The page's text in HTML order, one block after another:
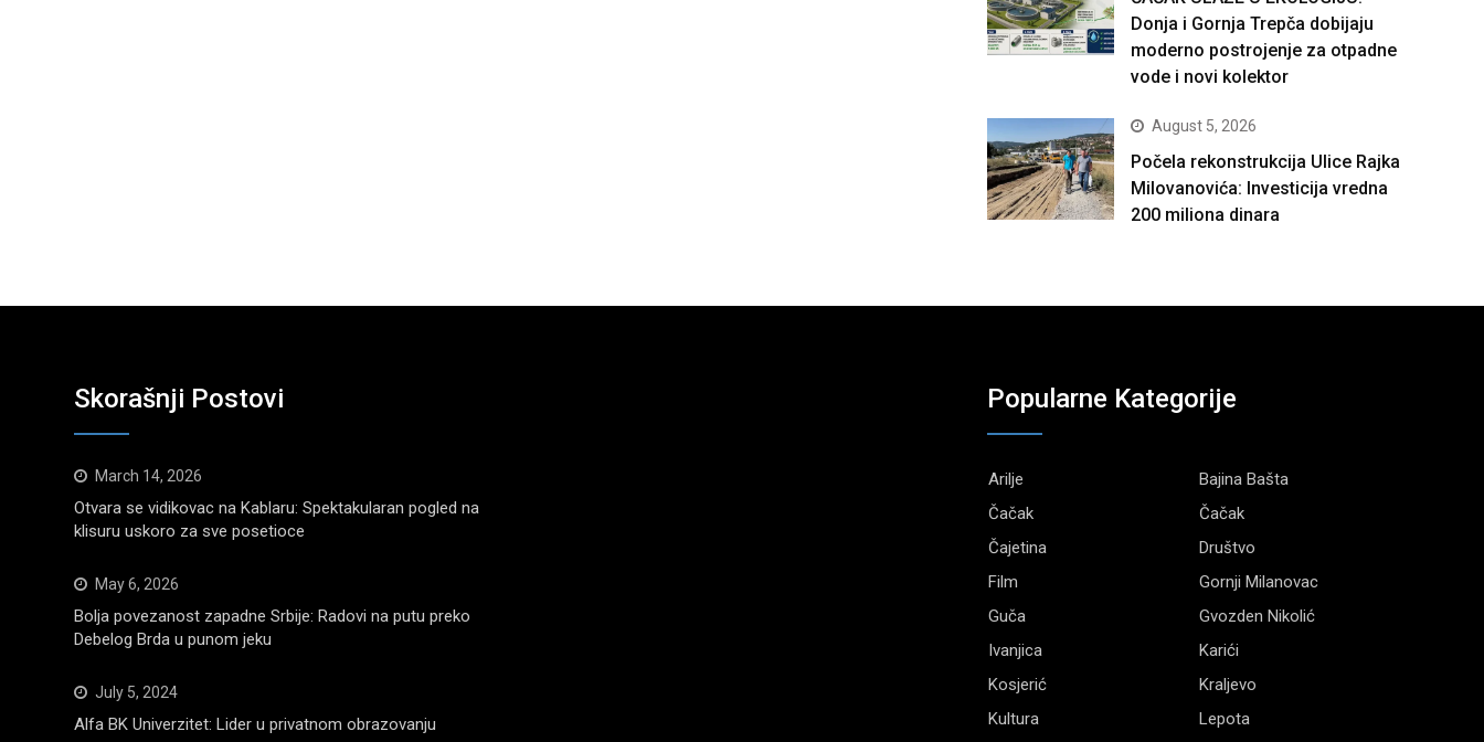
Donja i Gornja Trepča dobijaju
moderno postrojenje za otpadne
vode i novi kolektor
August 5, 2026
Počela rekonstrukcija Ulice Rajka
Milovanovića: Investicija vredna
200 miliona dinara
Skorašnji Postovi
March 14, 2026
Otvara se vidikovac na Kablaru: Spektakularan pogled na
klisuru uskoro za sve posetioce
May 6, 2026
Bolja povezanost zapadne Srbije: Radovi na putu preko
Debelog Brda u punom jeku
July 5, 2024
Alfa BK Univerzitet: Lider u privatnom obrazovanju
Popularne Kategorije
Arilje
Bajina Bašta
Čačak
Čačak
Čajetina
Društvo
Film
Gornji Milanovac
Guča
Gvozden Nikolić
Ivanjica
Karići
Kosjerić
Kraljevo
Kultura
Lepota